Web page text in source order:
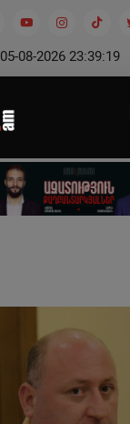
05-08-2026 23:39:20